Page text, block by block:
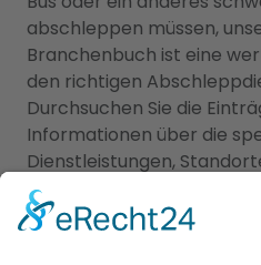
abschleppen müssen,
Branchenbuch ist eine
den richtigen
Durchsuchen Sie die
Informationen über die
Dienstleistungen,
Abschleppdienste für
erhalten. Verlassen Sie